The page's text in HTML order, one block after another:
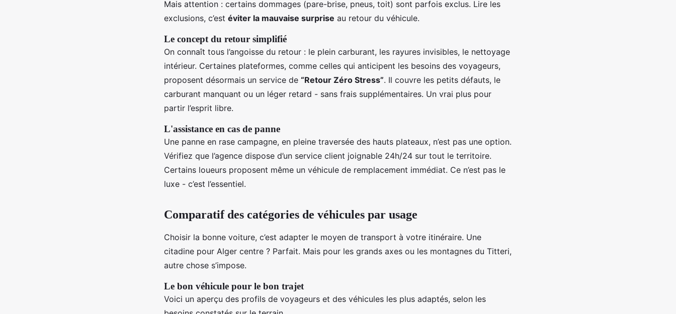
Mais attention : certains dommages (pare-brise, pneus, toit) sont parfois exclus. Lire les
exclusions, c’est éviter la mauvaise surprise au retour du véhicule.
Le concept du retour simplifié
On connaît tous l’angoisse du retour : le plein carburant, les rayures invisibles, le nettoyage
intérieur. Certaines plateformes, comme celles qui anticipent les besoins des voyageurs,
proposent désormais un service de “Retour Zéro Stress”. Il couvre les petits défauts, le
carburant manquant ou un léger retard - sans frais supplémentaires. Un vrai plus pour
partir l’esprit libre.
L'assistance en cas de panne
Une panne en rase campagne, en pleine traversée des hauts plateaux, n’est pas une option.
Vérifiez que l’agence dispose d’un service client joignable 24h/24 sur tout le territoire.
Certains loueurs proposent même un véhicule de remplacement immédiat. Ce n’est pas le
luxe - c’est l’essentiel.
Comparatif des catégories de véhicules par usage
Choisir la bonne voiture, c’est adapter le moyen de transport à votre itinéraire. Une
citadine pour Alger centre ? Parfait. Mais pour les grands axes ou les montagnes du Titteri,
autre chose s’impose.
Le bon véhicule pour le bon trajet
Voici un aperçu des profils de voyageurs et des véhicules les plus adaptés, selon les